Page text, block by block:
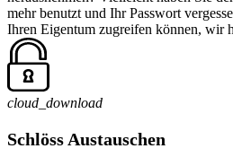
mehr benutzt und Ihr Passwort
Ihren Eigentum zugreifen können, wir
cloud_download
Schlöss Austauschen